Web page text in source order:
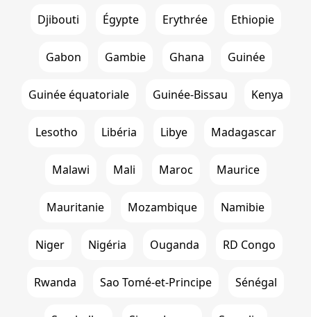
Djibouti Égypte Erythrée Ethiopie
Gabon Gambie Ghana Guinée
Guinée équatoriale Guinée-Bissau Kenya
Lesotho Libéria Libye Madagascar
Malawi Mali Maroc Maurice
Mauritanie Mozambique Namibie
Niger Nigéria Ouganda RD Congo
Rwanda Sao Tomé-et-Principe Sénégal